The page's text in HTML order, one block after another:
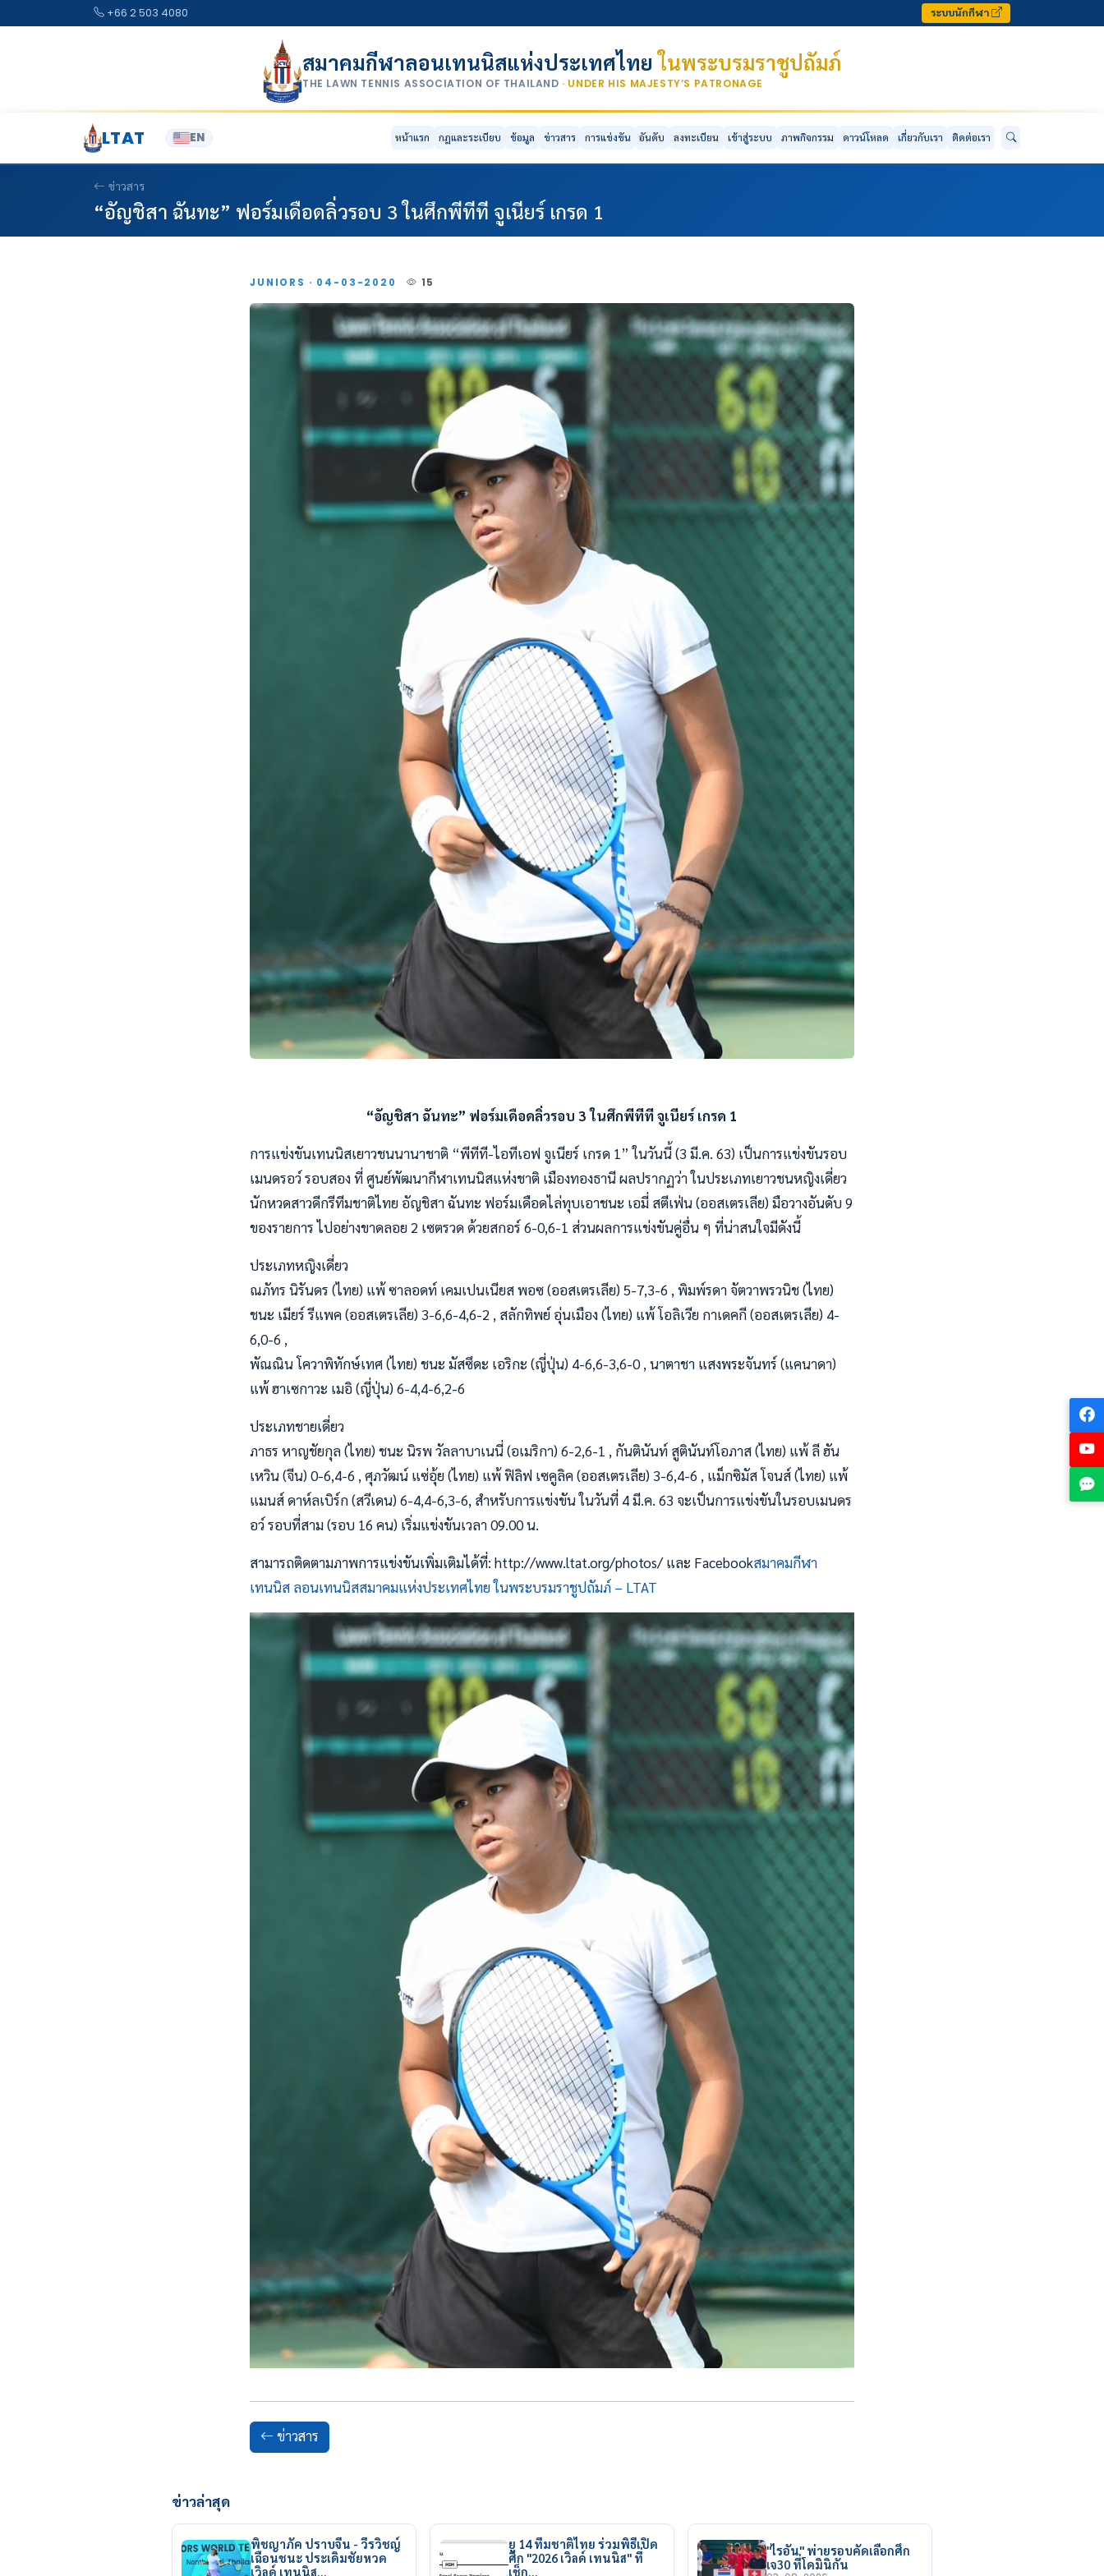
+66 2 503 4080 ระบบนักกีฬา
สมาคมกีฬาลอนเทนนิสแห่งประเทศไทยในพระบรมราชูปถัมภ์
THE LAWN TENNIS ASSOCIATION OF THAILAND · UNDER HIS MAJESTY’S PATRONAGE
LTAT EN หน้าแรก กฎและระเบียบ ข้อมูล ข่าวสาร การแข่งขัน อันดับ ลงทะเบียน เข้าสู่ระบบ ภาพกิจกรรม ดาวน์โหลด เกี่ยวกับเรา ติดต่อเรา
ข่าวสาร
“อัญชิสา ฉันทะ” ฟอร์มเดือดลิ่วรอบ 3 ในศึกพีทีที จูเนียร์ เกรด 1
JUNIORS · 04-03-2020 15
“อัญชิสา ฉันทะ” ฟอร์มเดือดลิ่วรอบ 3 ในศึกพีทีที จูเนียร์ เกรด 1
การแข่งขันเทนนิสเยาวชนนานาชาติ “พีทีที-ไอทีเอฟ จูเนียร์ เกรด 1” ในวันนี้ (3 มี.ค. 63) เป็นการแข่งขันรอบ
เมนดรอว์ รอบสอง ที่ ศูนย์พัฒนากีฬาเทนนิสแห่งชาติ เมืองทองธานี ผลปรากฏว่า ในประเภทเยาวชนหญิงเดี่ยว
นักหวดสาวดีกรีทีมชาติไทย อัญชิสา ฉันทะ ฟอร์มเดือดไล่ทุบเอาชนะ เอมี่ สตีเฟ่น (ออสเตรเลีย) มือวางอันดับ 9
ของรายการ ไปอย่างขาดลอย 2 เซตรวด ด้วยสกอร์ 6-0,6-1 ส่วนผลการแข่งขันคู่อื่น ๆ ที่น่าสนใจมีดังนี้
ประเภทหญิงเดี่ยว
ณภัทร นิรันดร (ไทย) แพ้ ซาลอดท์ เคมเปนเนียส พอซ (ออสเตรเลีย) 5-7,3-6 , พิมพ์รดา จัตวาพรวนิช (ไทย)
ชนะ เมียร์ รีแพค (ออสเตรเลีย) 3-6,6-4,6-2 , สลักทิพย์ อุ่นเมือง (ไทย) แพ้ โอลิเวีย กาเดคกี (ออสเตรเลีย) 4-
6,0-6 ,
พัณณิน โควาพิทักษ์เทศ (ไทย) ชนะ มัสซึดะ เอริกะ (ญี่ปุ่น) 4-6,6-3,6-0 , นาตาชา แสงพระจันทร์ (แคนาดา)
แพ้ ฮาเซกาวะ เมอิ (ญี่ปุ่น) 6-4,4-6,2-6
ประเภทชายเดี่ยว
ภาธร หาญชัยกุล (ไทย) ชนะ นิรพ วัลลาบาเนนี่ (อเมริกา) 6-2,6-1 , กันตินันท์ สูตินันท์โอภาส (ไทย) แพ้ ลี ฮัน
เหวิน (จีน) 0-6,4-6 , ศุภวัฒน์ แซ่อุ้ย (ไทย) แพ้ ฟิลิฟ เซคูลิค (ออสเตรเลีย) 3-6,4-6 , แม็กซิมัส โจนส์ (ไทย) แพ้
แมนส์ ดาห์ลเบิร์ก (สวีเดน) 6-4,4-6,3-6, สำหรับการแข่งขัน ในวันที่ 4 มี.ค. 63 จะเป็นการแข่งขันในรอบเมนดร
อว์ รอบที่สาม (รอบ 16 คน) เริ่มแข่งขันเวลา 09.00 น.
สามารถติดตามภาพการแข่งขันเพิ่มเติมได้ที่: http://www.ltat.org/photos/ และ Facebookสมาคมกีฬา
เทนนิส ลอนเทนนิสสมาคมแห่งประเทศไทย ในพระบรมราชูปถัมภ์ – LTAT
ข่าวสาร
ข่าวล่าสุด
พิชญาภัค ปราบจีน - วีรวิชญ์
เฉือนชนะ ประเดิมชัยหวด
เวิลด์ เทนนิส…
ยู 14 ทีมชาติไทย ร่วมพิธีเปิด
ศึก "2026 เวิลด์ เทนนิส" ที่
เช็ก…
"ไรอัน" พ่ายรอบคัดเลือกศึก
เจ30 ที่โดมินิกัน